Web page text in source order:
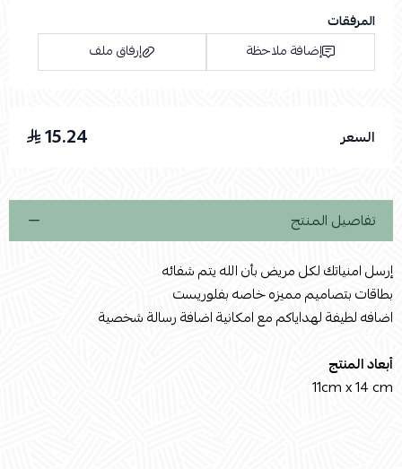
المرفقات
إضافة ملاحظة
إرفاق ملف
السعر 15.24
تفاصيل المنتج
إرسل امنياتك لكل مريض بأن الله يتم شفائه
بطاقات بتصاميم مميزه خاصه بفلوريست
اضافه لطيفة لهداياكم مع امكانية اضافة رسالة شخصية
أبعاد المنتج
11cm x 14 cm